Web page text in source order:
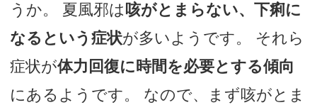
うか。 夏風邪は咳がとまらない、下痢に
なるという症状が多いようです。 それら
症状が体力回復に時間を必要とする傾向
にあるようです。 なので、まず咳がとま